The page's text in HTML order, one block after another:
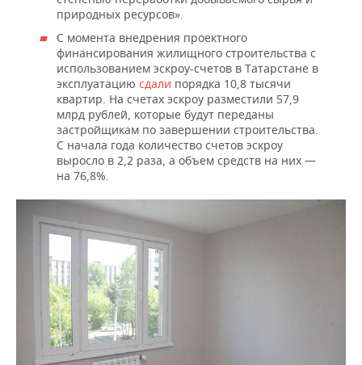
природных ресурсов».
С момента внедрения проектного
финансирования жилищного строительства с
использованием эскроу-счетов в Татарстане в
эксплуатацию сдали порядка 10,8 тысячи
квартир. На счетах эскроу разместили 57,9
млрд рублей, которые будут переданы
застройщикам по завершении строительства.
С начала года количество счетов эскроу
выросло в 2,2 раза, а объем средств на них —
на 76,8%.